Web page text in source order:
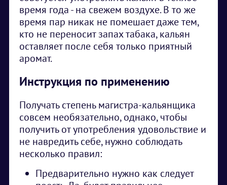
время года - на свежем воздухе. В то же
время пар никак не помешает даже тем,
кто не переносит запах табака, кальян
оставляет после себя только приятный
аромат.
Инструкция по применению
Получать степень магистра-кальянщика
совсем необязательно, однако, чтобы
получить от употребления удовольствие и
не навредить себе, нужно соблюдать
несколько правил:
Предварительно нужно как следует